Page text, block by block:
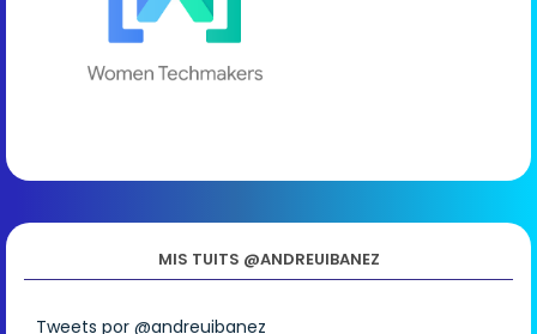
MIS TUITS @ANDREUIBANEZ
Tweets por @andreuibanez